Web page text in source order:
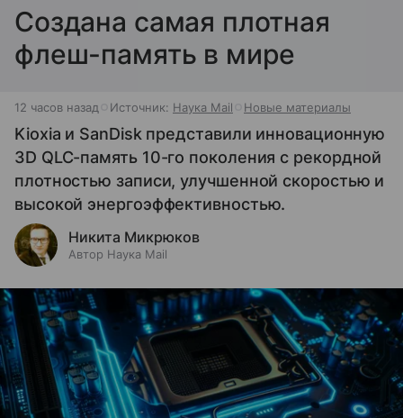
Создана самая плотная
флеш-память в мире
12 часов назад Источник: Наука Mail Новые материалы
Kioxia и SanDisk представили инновационную
3D QLC-память 10-го поколения с рекордной
плотностью записи, улучшенной скоростью и
высокой энергоэффективностью.
Никита Микрюков
Автор Наука Mail